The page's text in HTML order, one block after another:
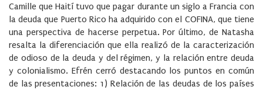
Camille que Haití tuvo que pagar durante un siglo a Francia con
la deuda que Puerto Rico ha adquirido con el COFINA, que tiene
una perspectiva de hacerse perpetua. Por último, de Natasha
resalta la diferenciación que ella realizó de la caracterización
de odioso de la deuda y del régimen, y la relación entre deuda
y colonialismo. Efrén cerró destacando los puntos en común
de las presentaciones: 1) Relación de las deudas de los países